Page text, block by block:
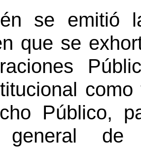
se emitió
que se
Público,
general